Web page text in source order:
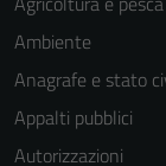
Ambiente
Anagrafe e stato
Appalti pubblici
Autorizzazioni